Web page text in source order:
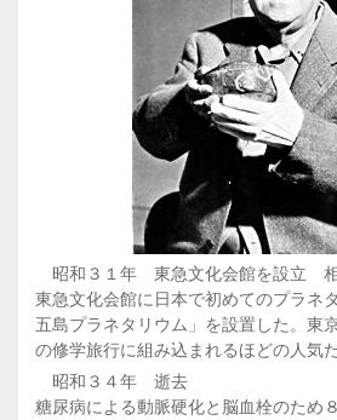
昭和３１年 東急文化会館を設立
東急文化会館に日本で初めてのプラネ
五島プラネタリウム」を設置した。東
の修学旅行に組み込まれるほどの人気だ
昭和３４年 逝去
糖尿病による動脈硬化と脳血栓のため